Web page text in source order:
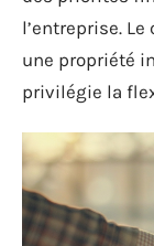
l’entreprise.
une propriété
privilégie la